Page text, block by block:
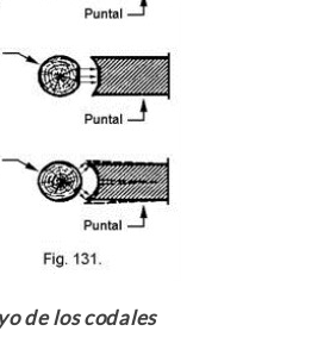
de los codales